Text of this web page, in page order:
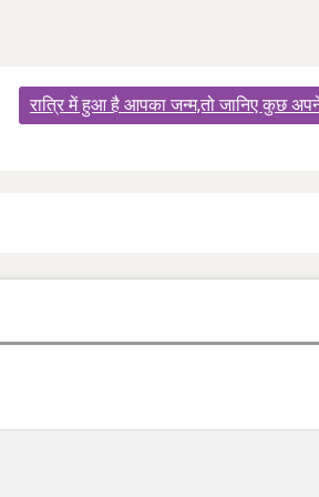
रात्रि में हुआ है आपका जन्म,तो जानिए कुछ